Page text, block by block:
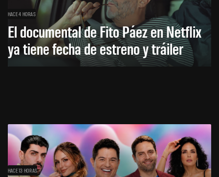
HACE 4 HORAS
El documental de Fito Páez en Netflix
ya tiene fecha de estreno y tráiler
HACE 13 HORAS